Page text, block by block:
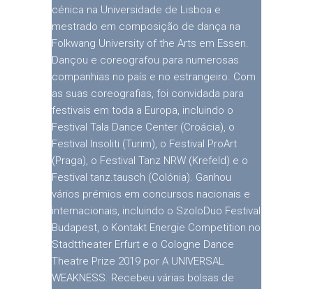
cénica na Universidade de Lisboa e
mestrado em composição de dança na
Folkwang University of the Arts em Essen.
Dançou e coreografou para numerosas
companhias no país e no estrangeiro. Com
as suas coreografias, foi convidada para
festivais em toda a Europa, incluindo o
Festival Tala Dance Center (Croácia), o
Festival Insoliti (Turim), o Festival ProArt
(Praga), o Festival Tanz NRW (Krefeld) e o
Festival tanz.tausch (Colónia). Ganhou
vários prémios em concursos nacionais e
internacionais, incluindo o SzoloDuo Festival
Budapest, o Kontakt Energie Competition no
Stadttheater Erfurt e o Cologne Dance
Theatre Prize 2019 por A UNIVERSAL
WEAKNESS. Recebeu várias bolsas de